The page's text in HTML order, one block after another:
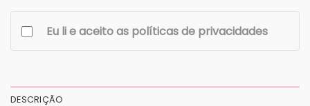
Eu li e aceito as políticas de privacidades
DESCRIÇÃO